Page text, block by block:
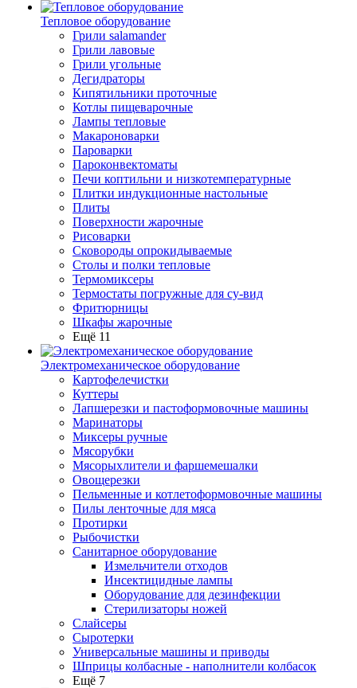
Тепловое оборудование
Грили salamander
Грили лавовые
Грили угольные
Дегидраторы
Кипятильники проточные
Котлы пищеварочные
Лампы тепловые
Макароноварки
Пароварки
Пароконвектоматы
Печи коптильни и низкотемпературные
Плитки индукционные настольные
Плиты
Поверхности жарочные
Рисоварки
Сковороды опрокидываемые
Столы и полки тепловые
Термомиксеры
Термостаты погружные для су-вид
Фритюрницы
Шкафы жарочные
Ещё 11
Электромеханическое оборудование
Картофелечистки
Куттеры
Лапшерезки и пастоформовочные машины
Маринаторы
Миксеры ручные
Мясорубки
Мясорыхлители и фаршемешалки
Овощерезки
Пельменные и котлетоформовочные машины
Пилы ленточные для мяса
Протирки
Рыбочистки
Санитарное оборудование
Измельчители отходов
Инсектицидные лампы
Оборудование для дезинфекции
Стерилизаторы ножей
Слайсеры
Сыротерки
Универсальные машины и приводы
Шприцы колбасные - наполнители колбасок
Ещё 7